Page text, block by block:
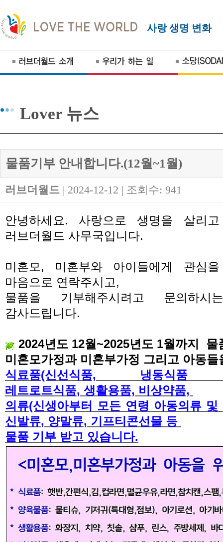
사랑 생명 변화
Lover 뉴스
물품기부 안내합니다.(12월~1월)
러브더월드 | 2024-12-12 | 조회수: 941
안녕하세요. 사랑으로 생명을 살리
러브더월드 사무국입니다.
미혼모, 미혼부와 아이들에게 관심
마음으로 연락주시고,
물품을 기부해주시려고 문의하
감사드립니다.
2024년도 12월~2025년도 1월까지
물
미혼모가정과 미혼부가정 그리고 아동
식료품(신선식품, 냉동식
레트로트식품, 생활용품, 비상약품,
의 류(신생아부터 모든 연령 아동의류 및
신발류, 양말류, 기프티콘선물 등
물품 기부 받고 있습니다.